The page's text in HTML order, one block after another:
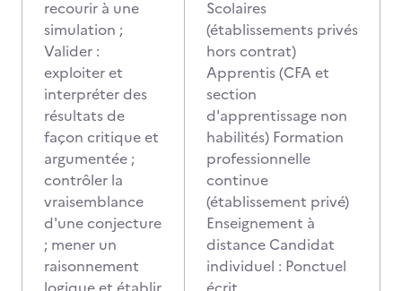
recourir à une
simulation ;
Valider :
exploiter et
interpréter des
résultats de
façon critique et
argumentée ;
contrôler la
vraisemblance
d'une conjecture
; mener un
raisonnement
Scolaires
(établissements privés
hors contrat)
Apprentis (CFA et
section
d'apprentissage non
habilités) Formation
professionnelle
continue
(établissement privé)
Enseignement à
distance Candidat
individuel : Ponctuel